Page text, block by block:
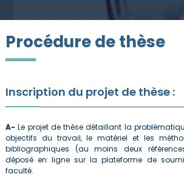
Procédure de thèse
Inscription du projet de thèse :
A- Le projet de thèse détaillant la
objectifs du travail, le matériel et les
bibliographiques (au moins deux
déposé en ligne sur la plateforme de
faculté.